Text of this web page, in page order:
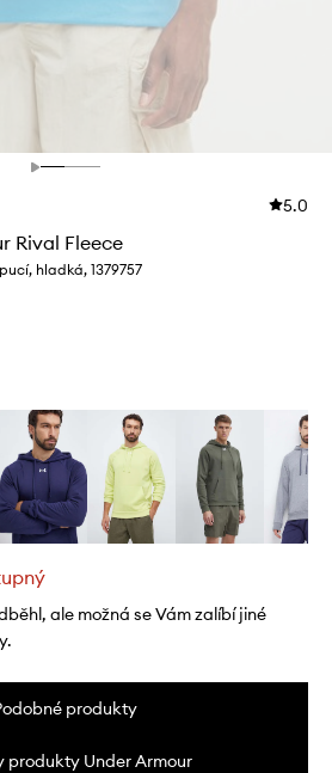
5.0
Rival Fleece
hladká, 1379757
ale možná se Vám zalíbí jiné
produkty
produkty Under Armour